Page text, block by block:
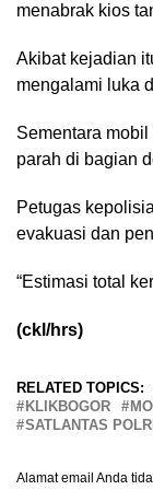
menabrak kios
Akibat kejadian
mengalami luka
Sementara
parah di bagian
Petugas
evakuasi dan
“Estimasi total
(ckl/hrs)
RELATED TOPICS:
KLIKBOGOR
SATLANTAS
Alamat email Anda